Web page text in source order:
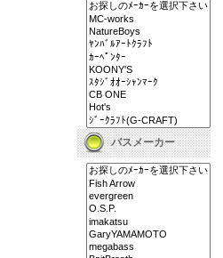
バスメーカー